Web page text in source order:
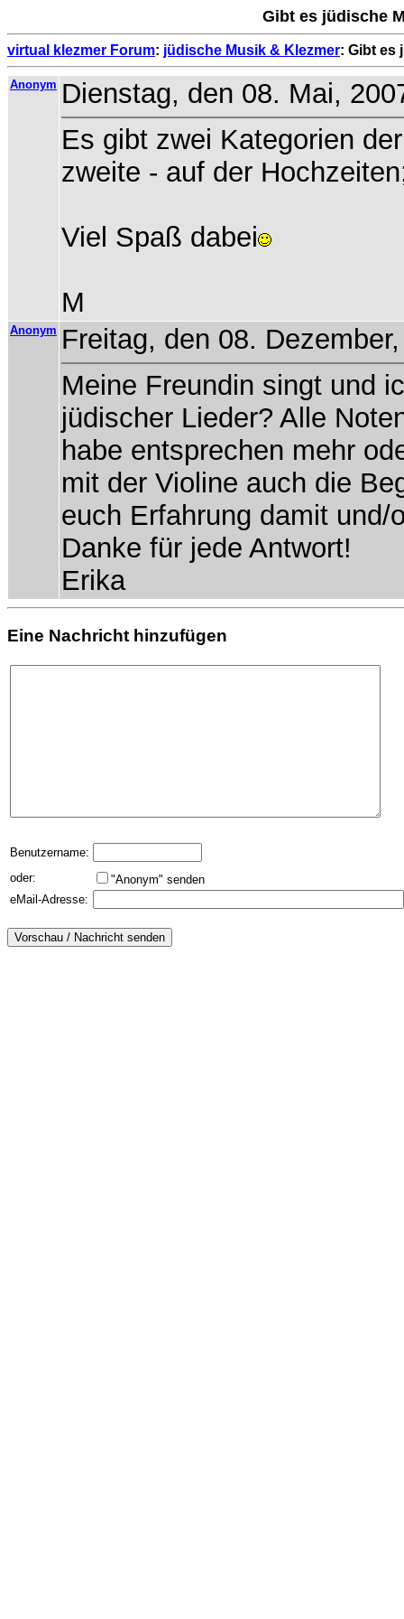
Gibt es jüdische
virtual klezmer Forum: jüdische Musik & Klezmer: Gibt es
Anonym Dienstag, den 08. Mai,
Es gibt zwei Kategorien
zweite - auf der
Viel Spaß dabei
M
Anonym Freitag, den 08.
Meine Freundin singt und
jüdischer Lieder? Alle
habe entsprechen mehr
mit der Violine auch die
euch Erfahrung damit und/
Danke für jede Antwort!
Erika
Eine Nachricht hinzufügen
Benutzername:
oder:
"Anonym" senden
eMail-Adresse: